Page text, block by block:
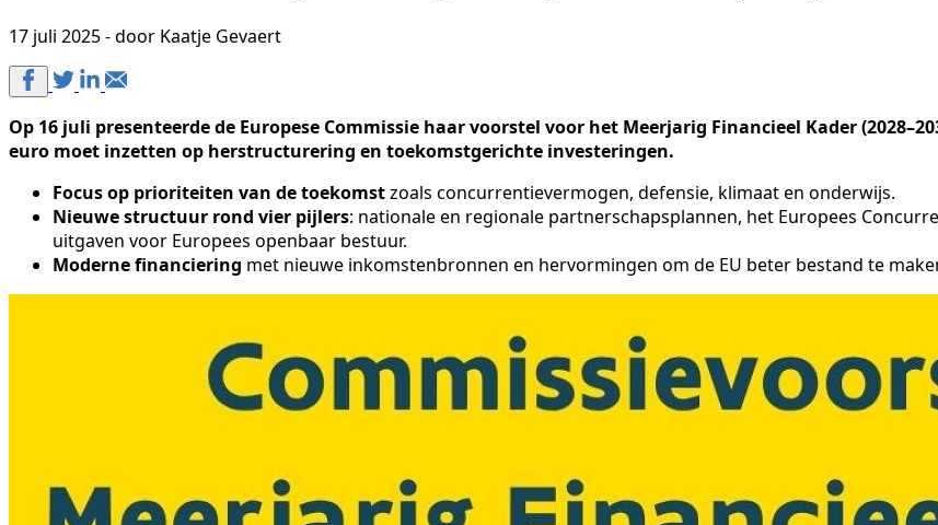
17 juli 2025 - door Kaatje Gevaert
Op 16 juli presenteerde de Europese Commissie haar voorstel voor het Meerjarig Financieel Kader
euro moet inzetten op herstructurering en toekomstgerichte investeringen.
Focus op prioriteiten van de toekomstzoals concurrentievermogen, defensie, klimaat en onderwijs.
Nieuwe structuur rond vier pijlers: nationale en regionale partnerschapsplannen, het Europees
uitgaven voor Europees openbaar bestuur.
Moderne financiering met nieuwe inkomstenbronnen en hervormingen om de EU beter bestand te